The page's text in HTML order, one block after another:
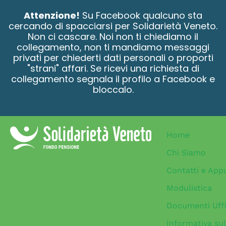
Attenzione! Su Facebook qualcuno sta
cercando di spacciarsi per Solidarietà Veneto.
Non ci cascare. Noi non ti chiediamo il
collegamento, non ti mandiamo messaggi
privati per chiederti dati personali o proporti
"strani" affari. Se ricevi una richiesta di
collegamento segnala il profilo a Facebook e
bloccalo.
Home
Chi Siamo
Contatti e
Modulistica
Documenti
Informativa